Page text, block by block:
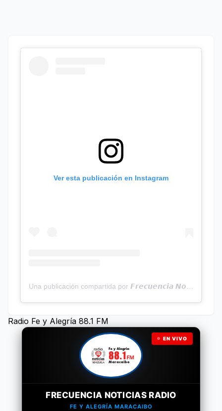
Ver esta publicación en Instagram
Radio Fe y Alegría 88.1 FM
EN VIVO
FRECUENCIA NOTICIAS RADIO
FE Y ALEGRÍA MARACAIBO